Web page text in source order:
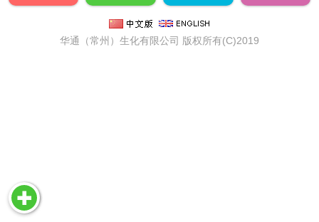
华通（常州）生化有限公司 版权所有(C)2019